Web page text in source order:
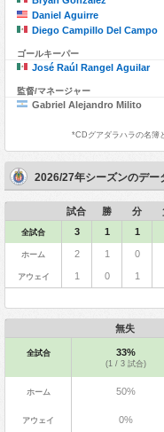
Daniel Aguirre
Diego Campillo Del Campo
ゴールキーパー
José Raúl Rangel Aguilar
監督/マネージャー
Gabriel Alejandro Milito
*CDグアダラハラの名簿
2026/27年シーズンのデー
試合 勝 分
全試合 3 1 1
ホーム 2 1 0
アウェイ 1 0 1
無失
全試合 33%
(1 / 3 試合)
ホーム 50%
アウェイ 0%